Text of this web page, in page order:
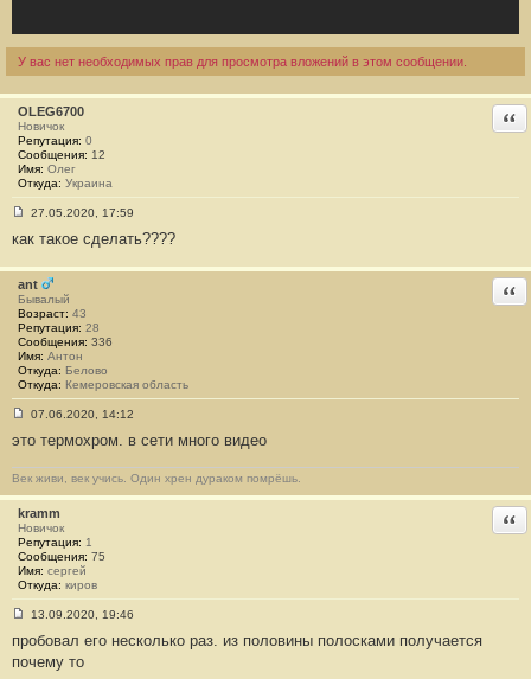
У вас нет необходимых прав для просмотра вложений в этом сообщении.
OLEG6700
Новичок
Репутация: 0
Сообщения: 12
Имя: Олег
Откуда: Украина
о
б
щ
е
#
2
27.05.2020, 17:59
как такое сделать????
ant
Бывалый
Возраст: 43
Репутация: 28
Сообщения: 336
Имя: Антон
Откуда: Белово
Откуда: Кемеровская область
о
б
щ
е
н
и
е
#
3
07.06.2020, 14:12
это термохром. в сети много видео
Век живи, век учись. Один хрен дураком помрёшь.
kramm
Новичок
Репутация: 1
Сообщения: 75
Имя: сергей
Откуда: киров
о
б
13.09.2020, 19:46
пробовал его несколько раз. из половины полосками получается
почему то